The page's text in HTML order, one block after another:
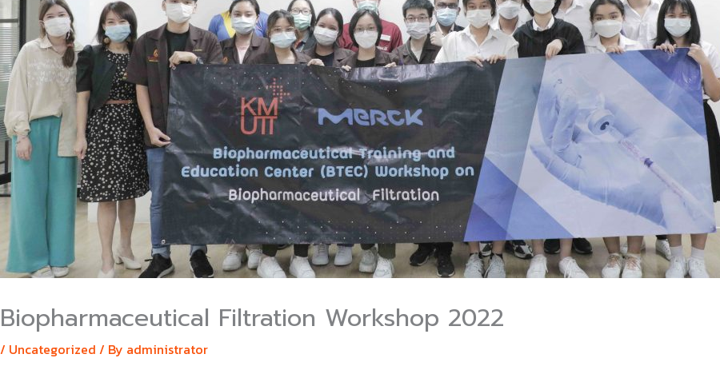
Biopharmaceutical Filtration Workshop 2022
/ Uncategorized / By administrator